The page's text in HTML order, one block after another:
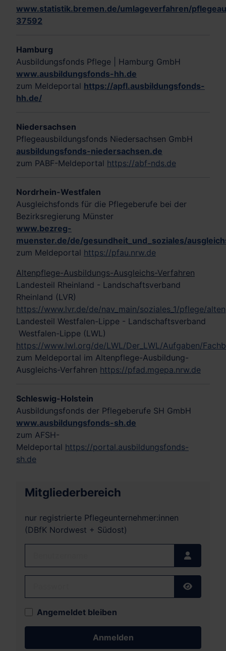
www.statistik.bremen.de/umlageverfahren/
37592
Hamburg
Ausbildungsfonds Pflege | Hamburg GmbH
www.ausbildungsfonds-hh.de
zum Meldeportal https://apfl.ausbildungsfonds-
hh.de/
Niedersachsen
Pflegeausbildungsfonds Niedersachsen GmbH
ausbildungsfonds-niedersachsen.de
zum PABF-Meldeportal https://abf-nds.de
Nordrhein-Westfalen
Ausgleichsfonds für die Pflegeberufe bei der
Bezirksregierung Münster
www.bezreg-
muenster.de/de/gesundheit_und_soziales/
zum Meldeportal https://pfau.nrw.de
Altenpflege-Ausbildungs-Ausgleichs-Verfahren
Landesteil Rheinland - Landschaftsverband
Rheinland (LVR)
https://www.lvr.de/de/nav_main/soziales_1/pflege/
Landesteil Westfalen-Lippe - Landschaftsverband
Westfalen-Lippe (LWL)
https://www.lwl.org/de/LWL/Der_LWL/Aufgaben/
zum Meldeportal im Altenpflege-Ausbildung-
Ausgleichs-Verfahren https://pfad.mgepa.nrw.de
Schleswig-Holstein
Ausbildungsfonds der Pflegeberufe SH GmbH
www.ausbildungsfonds-sh.de
zum AFSH-
Meldeportal https://portal.ausbildungsfonds-
sh.de
Mitgliederbereich
nur registrierte Pflegeunternehmer:innen
(DBfK Nordwest + Südost)
Angemeldet bleiben
Anmelden